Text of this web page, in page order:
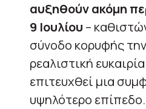
αυξηθούν ακόμη
9 Ιουλίου –
σύνοδο κορυφής
ρεαλιστική
επιτευχθεί μια
υψηλότερο επίπεδο.